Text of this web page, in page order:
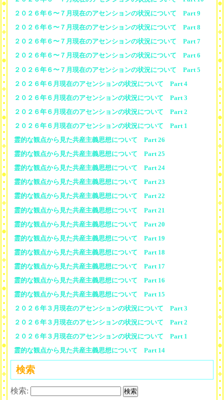
２０２６年６〜７月現在のアセンションの状況について Part 9
２０２６年６〜７月現在のアセンションの状況について Part 8
２０２６年６〜７月現在のアセンションの状況について Part 7
２０２６年６〜７月現在のアセンションの状況について Part 6
２０２６年６〜７月現在のアセンションの状況について Part 5
２０２６年６月現在のアセンションの状況について Part 4
２０２６年６月現在のアセンションの状況について Part 3
２０２６年６月現在のアセンションの状況について Part 2
２０２６年６月現在のアセンションの状況について Part 1
霊的な観点から見た共産主義思想について Part 26
霊的な観点から見た共産主義思想について Part 25
霊的な観点から見た共産主義思想について Part 24
霊的な観点から見た共産主義思想について Part 23
霊的な観点から見た共産主義思想について Part 22
霊的な観点から見た共産主義思想について Part 21
霊的な観点から見た共産主義思想について Part 20
霊的な観点から見た共産主義思想について Part 19
霊的な観点から見た共産主義思想について Part 18
霊的な観点から見た共産主義思想について Part 17
霊的な観点から見た共産主義思想について Part 16
霊的な観点から見た共産主義思想について Part 15
２０２６年３月現在のアセンションの状況について Part 3
２０２６年３月現在のアセンションの状況について Part 2
２０２６年３月現在のアセンションの状況について Part 1
霊的な観点から見た共産主義思想について Part 14
検索
検索: